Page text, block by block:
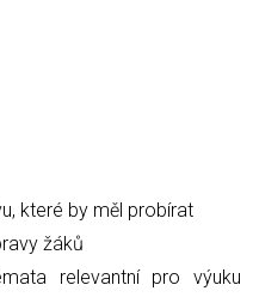
které by měl probírat
žáků
relevantní pro výuku